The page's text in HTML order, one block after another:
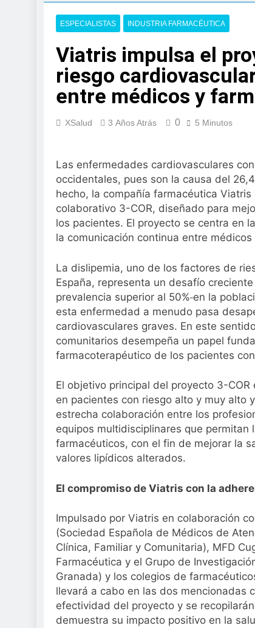
La presencia
colorrectal
4 Días Atrás
ISDIN
Minions
1 Semana Atrás
La
Aprobado
2 Semanas Atrás
El Gobierno
para el SNS
2 Semanas Atrás
La fiebre del
2 Semanas Atrás
Sanidad
ESPECIALISTAS INDUSTRIA FARMACÉUTICA
Viatris impulsa el
riesgo
entre médicos y
XSalud 3 Años Atrás 0 5 Minutos
Las enfermedades cardiovasculares
occidentales, pues son la causa del
hecho, la compañía farmacéutica
colaborativo 3-COR, diseñado para
los pacientes. El proyecto se centra en
la comunicación continua entre
La dislipemia, uno de los factores de
España, representa un desafío
prevalencia superior al 50% en la
esta enfermedad a menudo pasa
cardiovasculares graves. En este
comunitarios desempeña un papel
farmacoterapéutico de los pacientes
El objetivo principal del proyecto 3-
en pacientes con riesgo alto y muy alto
estrecha colaboración entre los
equipos multidisciplinares que
farmacéuticos, con el fin de mejorar la
valores lipídicos alterados.
El compromiso de Viatris con la
Impulsado por Viatris en colaboración
(Sociedad Española de Médicos de
Clínica, Familiar y Comunitaria), MFD
Farmacéutica y el Grupo de
Granada) y los colegios de
llevará a cabo en las dos mencionadas
efectividad del proyecto y se
demuestra su impacto positivo en la